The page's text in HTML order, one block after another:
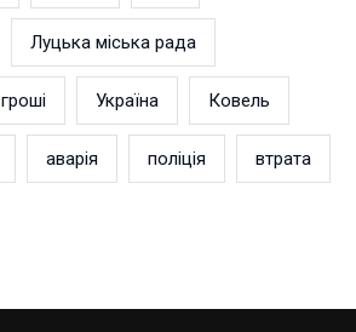
Луцька міська рада
гроші Україна Ковель
аварія поліція втрата